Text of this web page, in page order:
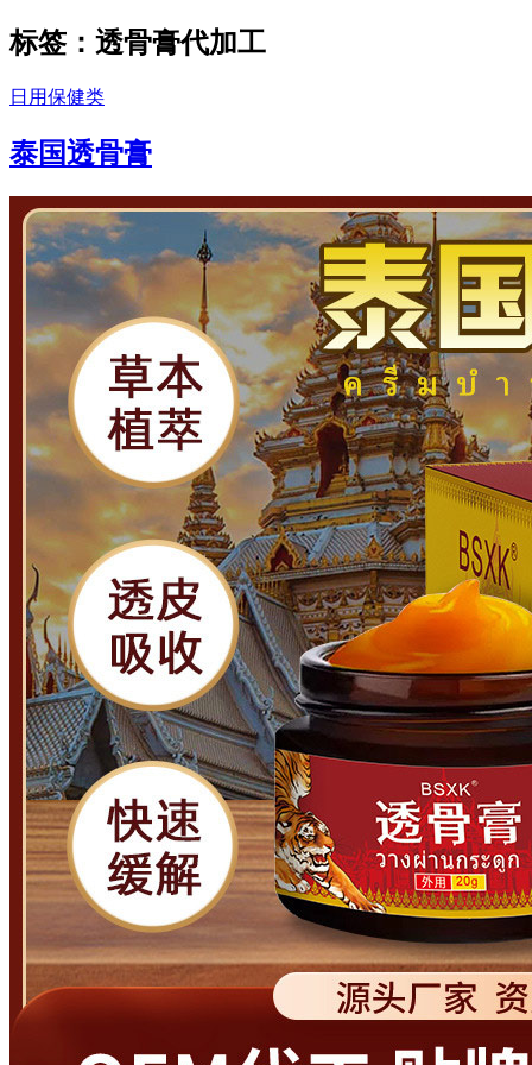
标签：透骨膏代加工
日用保健类
泰国透骨膏